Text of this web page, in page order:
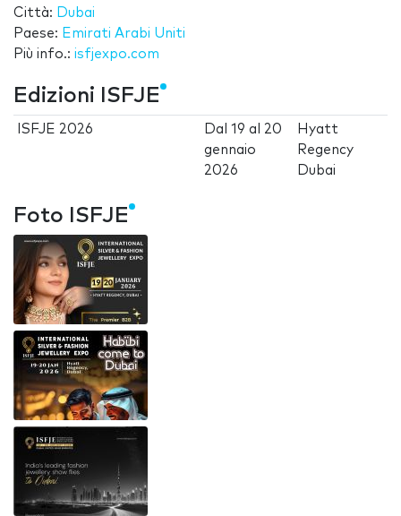
Città: Dubai
Paese: Emirati Arabi Uniti
Più info.: isfjexpo.com
Edizioni ISFJE
ISFJE 2026 Dal19 al 20
gennaio
2026
Hyatt
Regency
Dubai
Foto ISFJE